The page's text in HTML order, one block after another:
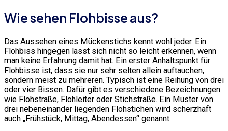
Wie sehen Flohbisse aus?
Das Aussehen eines Mückenstichs kennt wohl jeder. Ein
Flohbiss hingegen lässt sich nicht so leicht erkennen, wenn
man keine Erfahrung damit hat. Ein erster Anhaltspunkt für
Flohbisse ist, dass sie nur sehr selten allein auftauchen,
sondern meist zu mehreren. Typisch ist eine Reihung von drei
oder vier Bissen. Dafür gibt es verschiedene Bezeichnungen
wie Flohstraße, Flohleiter oder Stichstraße. Ein Muster von
drei nebeneinander liegenden Flohstichen wird scherzhaft
auch „Frühstück, Mittag, Abendessen“ genannt.